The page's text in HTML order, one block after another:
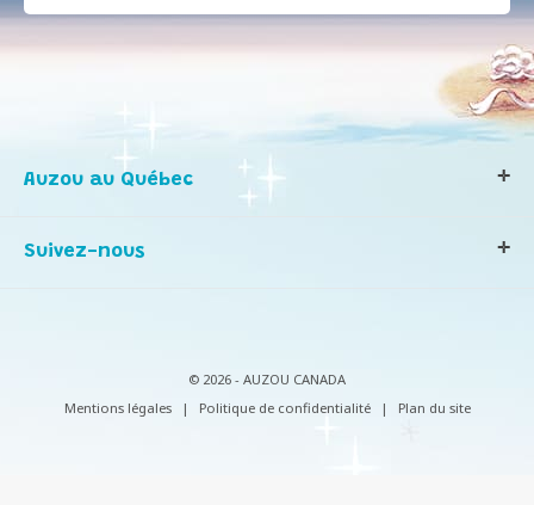
Auzou au Québec
Notre histoire
Infos consommateurs
Suivez-nous
© 2026 - AUZOU CANADA
Mentions légales
| Politique de confidentialité | Plan du site